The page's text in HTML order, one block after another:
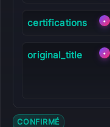
certifications •
original_title •
CONFIRMÉ